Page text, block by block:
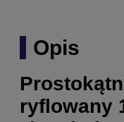
Opis
ryflowany